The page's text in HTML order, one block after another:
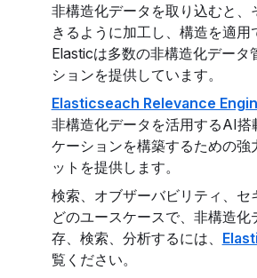
非構造化データを取り込むと、
きるように加工し、構造を適用
Elasticは多数の非構造化データ
ションを提供しています。
Elasticseach Relevance
非構造化データを活用するAI搭
ケーションを構築するための強
ットを提供します。
検索、オブザーバビリティ、セ
どのユースケースで、非構造化
存、検索、分析するには、
覧ください。